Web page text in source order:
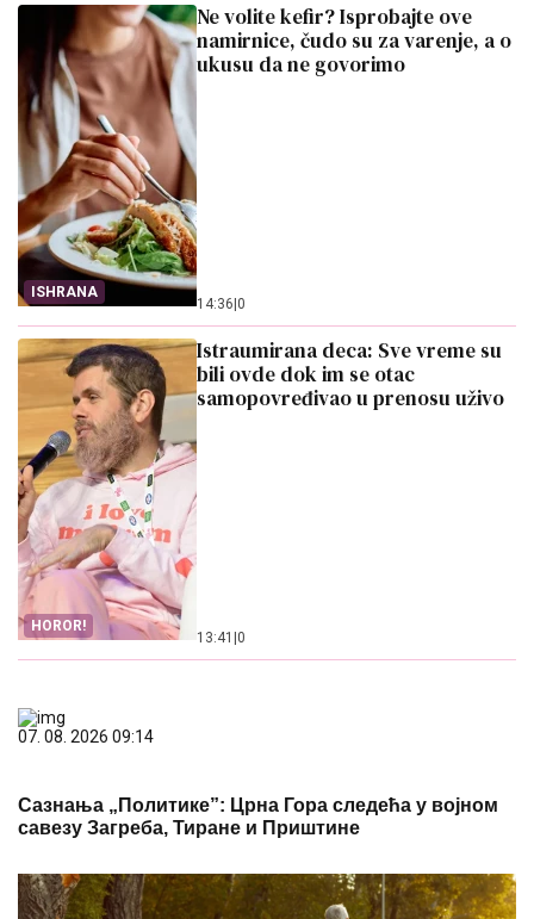
ISHRANA
Ne volite kefir? Isprobajte ove
namirnice, čudo su za varenje, a o
ukusu da ne govorimo
14:36|0
HOROR!
Istraumirana deca: Sve vreme su
bili ovde dok im se otac
samopovređivao u prenosu uživo
13:41 |0
07. 08. 2026 09:14
Сазнања „Политике”: Црна Гора следећа у војном
савезу Загреба, Тиране и Приштине